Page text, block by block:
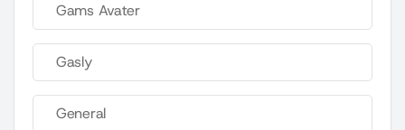
Gams Avater
Gasly
General